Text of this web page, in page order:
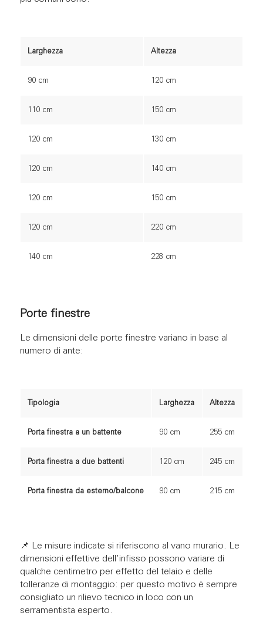
Larghezza Altezza
90 cm 120 cm
110 cm 150 cm
120 cm 130 cm
120 cm 140 cm
120 cm 150 cm
120 cm 220 cm
140 cm 228 cm
Porte finestre
Le dimensioni delle porte finestre variano in base al
numero di ante:
Tipologia Larghezza Altezza
Porta finestra a un battente 90 cm 255 cm
Porta finestra a due battenti 120 cm 245 cm
Porta finestra da esterno/balcone 90 cm 215 cm
📌 Le misure indicate si riferiscono al vano murario. Le
dimensioni effettive dell’infisso possono variare di
qualche centimetro per effetto del telaio e delle
tolleranze di montaggio: per questo motivo è sempre
consigliato un rilievo tecnico in loco con un
serramentista esperto.